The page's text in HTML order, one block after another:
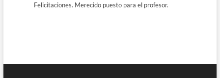
Felicitaciones. Merecido puesto para el profesor.